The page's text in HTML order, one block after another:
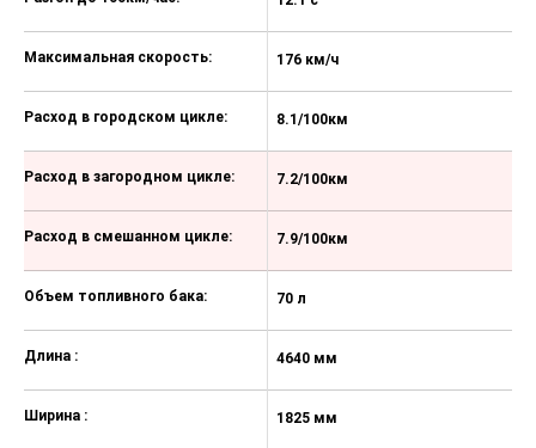
CD/MP3/USB/AU магнитола
Штатная противоугонная система
Парковочный радар заднего хода
"Парктроник"
Солнцезащитный козырек с
косметическим зеркалом
Полноразмерное запасное колесо
Максимальная скорость:
Расход в городском цикле:
Расход в загородном цикле:
Расход в смешанном цикле:
Объем топливного бака:
Длина :
Ширина :
176 км/ч
8.1/100км
7.2/100км
7.9/100км
70 л
4640 мм
1825 мм